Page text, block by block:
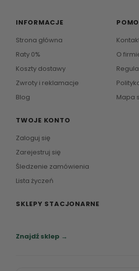
INFORMACJE
Strona główna
Raty 0%
Koszty dostawy
Zwroty i reklamacje
Blog
O
Mapa
TWOJE KONTO
Zaloguj się
Zarejestruj się
Śledzenie zamówienia
Lista życzeń
SKLEPY STACJONARNE
Znajdź sklep →